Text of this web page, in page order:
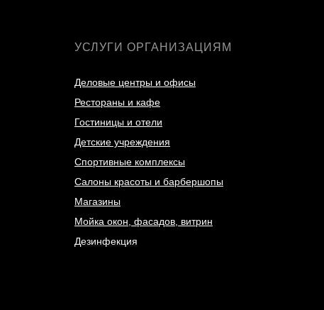
УСЛУГИ ОРГАНИЗАЦИЯМ
Деловые центры и офисы
Рестораны и кафе
Гостиницы и отели
Детские учреждения
Спортивные комплексы
Салоны красоты и барбершопы
Магазины
Мойка окон, фасадов, витрин
Дезинфекция